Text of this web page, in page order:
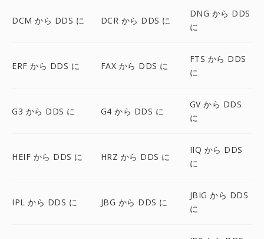
DCM から DDS に DCR から DDS に
DNG から DDS
に
ERF から DDS に FAX から DDS に
FTS から DDS
に
G3 から DDS に G4 から DDS に
GV から DDS
に
HEIF から DDS に HRZ から DDS に
IIQ から DDS
に
IPL から DDS に JBG から DDS に
JBIG から DDS
に